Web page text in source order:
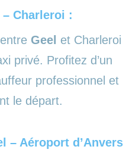
Charleroi :
Geel et Charleroi
privé. Profitez d’un
professionnel et
le départ.
– Aéroport d’Anvers